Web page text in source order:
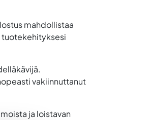
mahdollistaa
tuotekehityksesi
vakiinnuttanut
ja loistavan